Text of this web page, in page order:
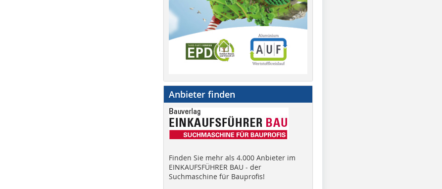
Anbieter finden
Finden Sie mehr als 4.000 Anbieter im
EINKAUFSFÜHRER BAU - der
Suchmaschine für Bauprofis!